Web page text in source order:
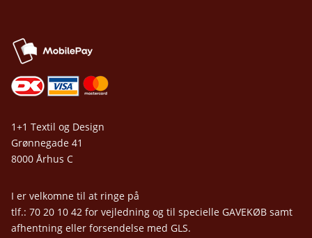
1+1 Textil og Design
Grønnegade 41
8000 Århus C
I er velkomne til at ringe på
tlf.: 70 20 10 42 for vejledning og til specielle GAVEKØB samt
afhentning eller forsendelse med GLS.